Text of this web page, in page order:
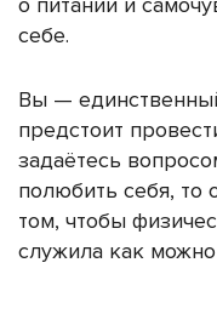
себе.
Вы —
предстоит
задаётесь
полюбить себя, то
том, чтобы
служила как